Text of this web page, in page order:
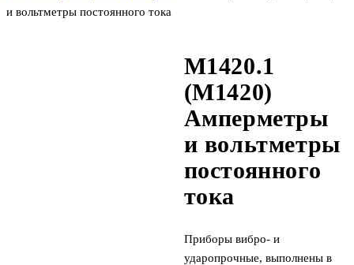
и вольтметры постоянного тока
М1420.1
(М1420)
Амперметры
и вольтметры
постоянного
тока
Приборы вибро- и
ударопрочные, выполнены в